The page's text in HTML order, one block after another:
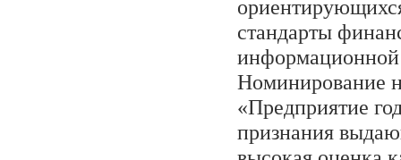
стандарты
информационной
Номинирование
«Предприятие
признания